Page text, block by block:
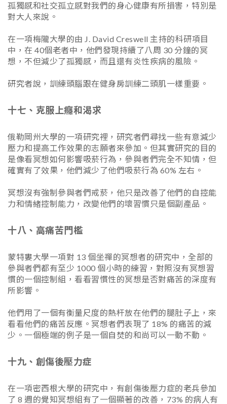
孤獨感和社交孤立感對我們的身心健康有所損害，特別是
對大人來說。
在一項梅隴大學的由 J. David Creswell 主持的科研項目
中，在 40個老者中，他們發現持續了八周 30 分鐘的冥
想，不但減少了孤獨感，而且還有炎性疾病的風險。
研究者說，訓練頭腦跟在健身房訓練二頭肌一樣重要。
十七、克服上癮和渴求
俄勒岡州大學的一項研究裡，研究者們尋找一些有意減少
壓力和提高工作效果的志願者來參加。但其實研究的目的
是像看冥想如何影響吸菸行為，參與者們完全不知情，但
確實有了效果，他們減少了他們吸菸行為 60% 左右。
冥想沒有強制參與者們戒菸，他只是改善了他們的自控能
力和情緒控制能力，改變他們的壞習慣只是個副產品。
十八、高痛苦門檻
蒙特婁大學一項對 13 個坐禪的冥想者的研究中，全部的
參與者們都有至少 1000 個小時的練習，對照沒有冥想習
慣的一個控制組，看看習慣性的冥想是否對痛苦的深度有
所影響。
他們用了一個有衡量尺度的熱杆放在他們的腿肚子上，來
看看他們的痛苦反應。冥想者們表現了 18% 的痛苦的減
少。一個極端的例子是一個自焚的和尚可以一動不動。
十九、創傷後壓力症
在一項密西根大學的研究中，有創傷後壓力症的老兵參加
了 8 週的覺知冥想組有了一個顯著的改善，73% 的病人有